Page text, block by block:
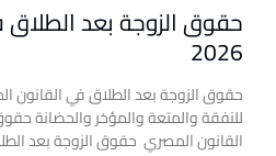
حقوق الزوجة بعد
2026
للنفقة والمتعة والمؤخر والحضانة
القانون المصري حقوق الزوجة بعد